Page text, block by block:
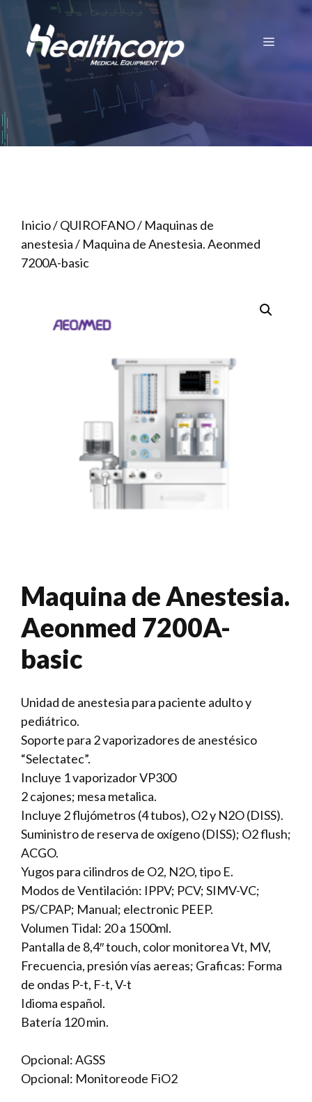
Saltar
contenido
Menú
Inicio/QUIROFANO/ Maquinas de
anestesia/ Maquina de Anestesia. Aeonmed
7200A-basic
Maquina de Anestesia.
Aeonmed 7200A-
basic
Unidad de anestesia para paciente adulto y
pediátrico.
Soporte para 2 vaporizadores de anestésico
“Selectatec”.
Incluye 1 vaporizador VP300
2 cajones; mesa metalica.
Incluye 2 flujómetros (4 tubos), O2 y N2O (DISS).
Suministro de reserva de oxígeno (DISS); O2 flush;
ACGO.
Yugos para cilindros de O2, N2O, tipo E.
Modos de Ventilación: IPPV; PCV; SIMV-VC;
PS/CPAP; Manual; electronic PEEP.
Volumen Tidal: 20 a 1500ml.
Pantalla de 8,4″ touch, color monitorea Vt, MV,
Frecuencia, presión vías aereas; Graficas: Forma
de ondas P-t, F-t, V-t
Idioma español.
Batería 120 min.
Opcional: AGSS
Opcional: Monitoreode FiO2